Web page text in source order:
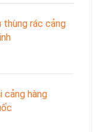
thùng rác cảng
cảng hàng